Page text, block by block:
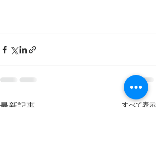
最新記事 すべて表示